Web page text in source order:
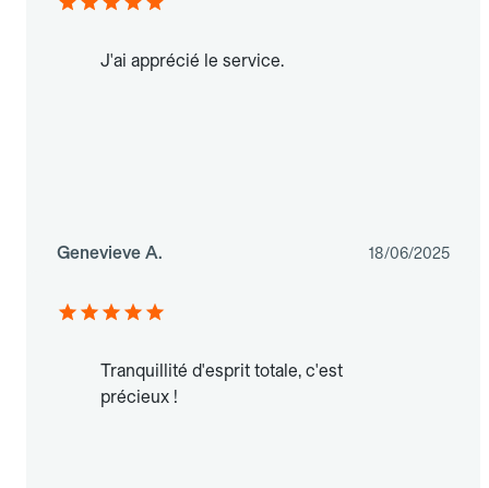
J'ai apprécié le service.
Genevieve A. 18/06/2025
Tranquillité d'esprit totale, c'est
précieux !